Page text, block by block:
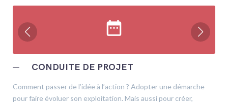
date_range
─ CONDUITE DE PROJET
Comment passer de l’idée à l’action ? Adopter une démarche
pour faire évoluer son exploitation. Mais aussi pour créer,